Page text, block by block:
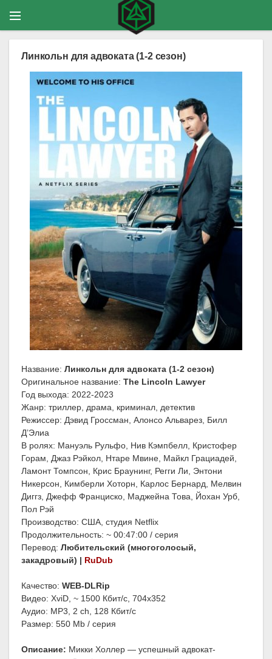
Линкольн для адвоката (1-2 сезон)
Название: Линкольн для адвоката (1-2 сезон)
Оригинальное название: The Lincoln Lawyer
Год выхода: 2022-2023
Жанр: триллер, драма, криминал, детектив
Режиссер: Дэвид Гроссман, Алонсо Альварез, Билл
Д’Элиа
В ролях: Мануэль Рульфо, Нив Кэмпбелл, Кристофер
Горам, Джаз Рэйкол, Нтаре Мвине, Майкл Грациадей,
Ламонт Томпсон, Крис Браунинг, Регги Ли, Энтони
Никерсон, Кимберли Хоторн, Карлос Бернард, Мелвин
Диггз, Джефф Франциско, Маджейна Това, Йохан Урб,
Пол Рэй
Производство: США, студия Netflix
Продолжительность: ~ 00:47:00 / серия
Перевод: Любительский (многоголосый,
закадровый) | RuDub
Качество: WEB-DLRip
Видео: XviD, ~ 1500 Кбит/с, 704x352
Аудио: MP3, 2 ch, 128 Кбит/с
Размер: 550 Mb / серия
Описание: Микки Холлер — успешный адвокат-